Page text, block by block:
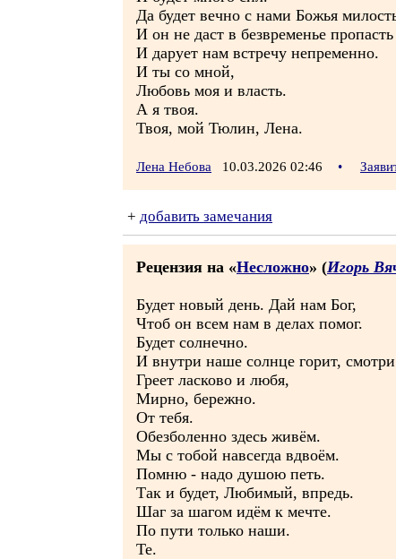
Да будет вечно с нами Божья
И он не даст в безвременье пропасть
И дарует нам встречу непременно.
И ты со мной,
Любовь моя и власть.
А я твоя.
Твоя, мой Тюлин, Лена.
Лена Небова 10.03.2026 02:46 •
+ добавить замечания
Рецензия на «Несложно» (Игорь
Будет новый день. Дай нам Бог,
Чтоб он всем нам в делах помог.
Будет солнечно.
И внутри наше солнце горит,
Греет ласково и любя,
Мирно, бережно.
От тебя.
Обезболенно здесь живём.
Мы с тобой навсегда вдвоём.
Помню - надо душою петь.
Так и будет, Любимый, впредь.
Шаг за шагом идём к мечте.
По пути только наши.
Те.